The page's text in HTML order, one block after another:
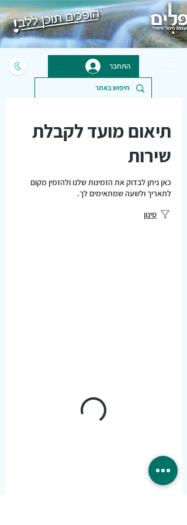
התחבר
תיאום מועד לקבלת
שירות
כאן ניתן לבדוק את הזמינות שלנו ולהזמין מקום
לתאריך ולשעה שמתאימים לך.
סינון